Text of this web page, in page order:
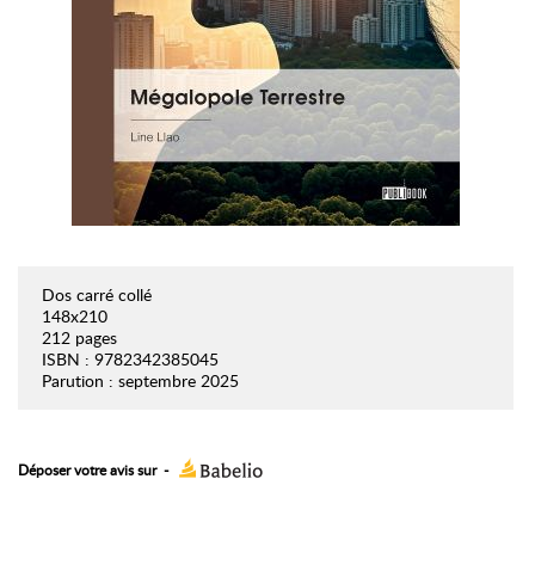
Dos carré collé
148x210
212 pages
ISBN : 9782342385045
Parution : septembre 2025
Déposer votre avis sur -